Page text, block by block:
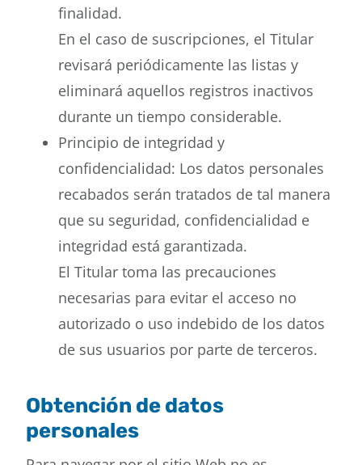
finalidad.
En el caso de suscripciones, el Titular
revisará periódicamente las listas y
eliminará aquellos registros inactivos
durante un tiempo considerable.
Principio de integridad y
confidencialidad: Los datos personales
recabados serán tratados de tal manera
que su seguridad, confidencialidad e
integridad está garantizada.
El Titular toma las precauciones
necesarias para evitar el acceso no
autorizado o uso indebido de los datos
de sus usuarios por parte de terceros.
Obtención de datos
personales